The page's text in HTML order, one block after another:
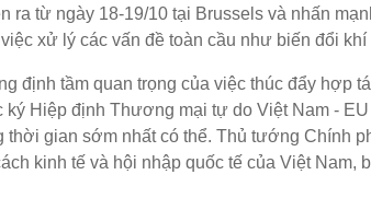
ra từ ngày 18-19/10 tại Brussels và nhấn
xử lý các vấn đề toàn cầu như biến đổi khí
tầm quan trọng của việc thúc đẩy hợp
ký Hiệp định Thương mại tự do Việt Nam -
thời gian sớm nhất có thể. Thủ tướng Chính
kinh tế và hội nhập quốc tế của Việt Nam,